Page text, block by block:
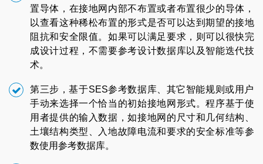
置导体，在接地网内部不布置或者布置很少的导体，
以查看这种稀松布置的形式是否可以达到期望的接地
阻抗和安全限值。如果可以满足要求，则可以很快完
成设计过程，不需要参考设计数据库以及智能迭代技
术。
第三步，基于SES参考数据库、其它智能规则或用户
手动来选择一个恰当的初始接地网形式。程序基于使
用者提供的输入数据，如接地网的尺寸和几何结构、
土壤结构类型、入地故障电流和要求的安全标准等参
数使用参考数据库。